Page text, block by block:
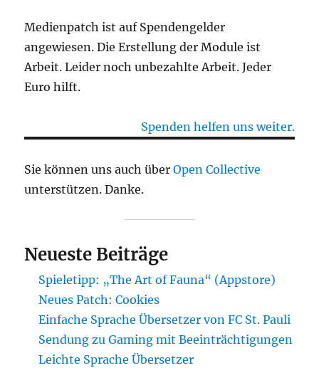
Medienpatch ist auf Spendengelder
angewiesen. Die Erstellung der Module ist
Arbeit. Leider noch unbezahlte Arbeit. Jeder
Euro hilft.
Spenden helfen uns weiter.
Sie können uns auch überOpen Collective
unterstützen. Danke.
Neueste Beiträge
Spieletipp: „The Art of Fauna“ (Appstore)
Neues Patch: Cookies
Einfache Sprache Übersetzer von FC St. Pauli
Sendung zu Gaming mit Beeinträchtigungen
Leichte Sprache Übersetzer